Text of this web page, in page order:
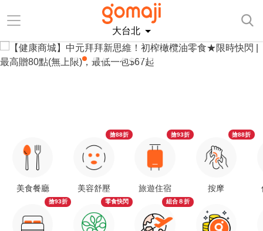
大台北
美食餐廳
搶93折
美容舒壓
搶88折
零食快閃
旅遊住宿
搶93折
組合８折
按摩
搶88折